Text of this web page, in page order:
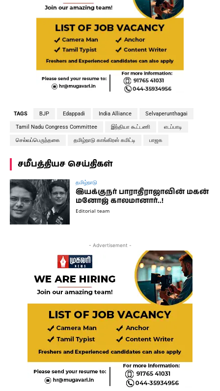
TAGS BJP Edappadi India Alliance Selvaperunthagai
Tamil Nadu Congress Committee இந்தியா கூட்டணி எடப்பாடி
செல்வப்பெருந்தகை தமிழ்நாடு காங்கிரஸ் கமிட்டி பாஜக
சமீபத்தியச செய்திகள்
தமிழ்நாடு
இயக்குநர் பாராதிராஜாவின் மகன்
மனோஜ் காலமானார்..!
Editorial team
- Advertisement -